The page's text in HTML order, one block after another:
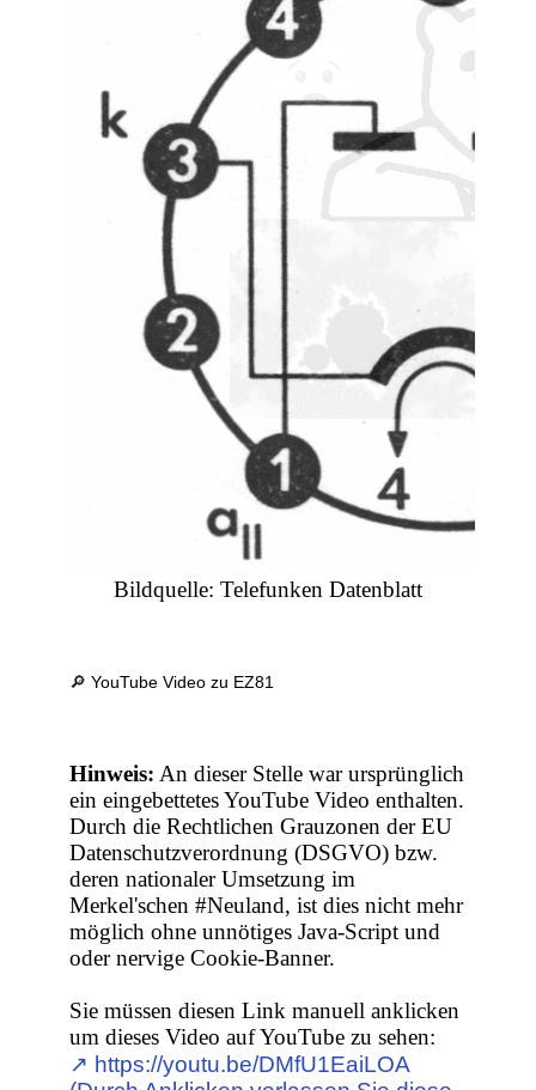
Bildquelle: Telefunken Datenblatt
🔎 YouTube Video zu EZ81
Hinweis: An dieser Stelle war ursprünglich
ein eingebettetes YouTube Video enthalten.
Durch die Rechtlichen Grauzonen der EU
Datenschutzverordnung (DSGVO) bzw.
deren nationaler Umsetzung im
Merkel'schen #Neuland, ist dies nicht mehr
möglich ohne unnötiges Java-Script und
oder nervige Cookie-Banner.
Sie müssen diesen Link manuell anklicken
um dieses Video auf YouTube zu sehen:
↗︎ https://youtu.be/DMfU1EaiLOA